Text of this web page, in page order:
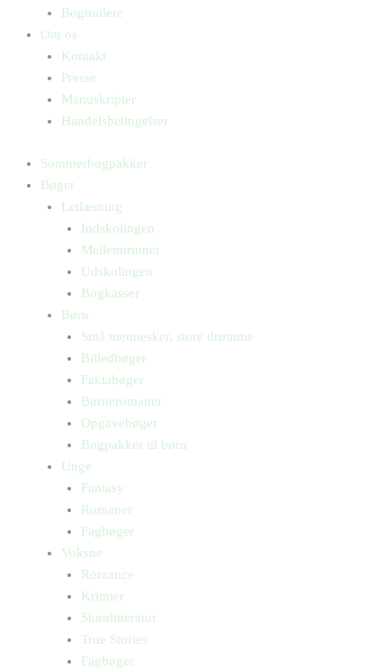
Bogtrailere
Om os
Kontakt
Presse
Manuskripter
Handelsbetingelser
Sommerbogpakker
Bøger
Letlæsning
Indskolingen
Mellemtrinnet
Udskolingen
Bogkasser
Børn
Små mennesker, store drømme
Billedbøger
Faktabøger
Børneromaner
Opgavebøger
Bogpakker til børn
Unge
Fantasy
Romaner
Fagbøger
Voksne
Romance
Krimier
Skønlitteratur
True Stories
Fagbøger